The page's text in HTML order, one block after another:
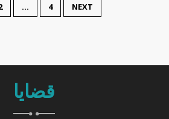
… 4 NEXT
قضايا